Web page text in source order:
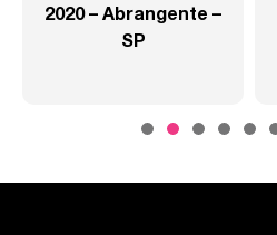
2020 – Abrangente –
SP